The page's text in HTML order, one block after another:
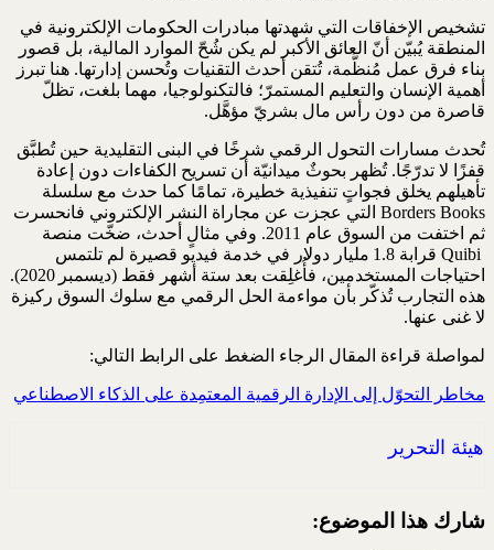
تشخيص الإخفاقات التي شهدتها مبادرات الحكومات الإلكترونية في
المنطقة يُبيّن أنّ العائق الأكبر لم يكن شُحّ ‏الموارد المالية، بل قصور
بناء فرق عمل مُنظَّمة، تُتقن أحدث التقنيات وتُحسن إدارتها. هنا تبرز
أهمية ‏الإنسان والتعليم المستمرّ؛ فالتكنولوجيا، مهما بلغت، تظلّ
قاصرة من دون رأس مال بشريّ مؤهَّل‎.‎
تُحدث مسارات التحول الرقمي شرخًا في البنى التقليدية حين تُطبَّق
قفزًا لا تدرّجًا. تُظهر بحوثٌ ميدانيّة أن ‏تسريح الكفاءات دون إعادة
تأهيلهم يخلق فجواتٍ تنفيذية خطيرة، تمامًا كما حدث مع سلسلة
‏Borders ‎Books‏ التي عجزت عن مجاراة النشر الإلكتروني فانحسرت
ثم اختفت من السوق عام 2011. وفي مثالٍ ‏أحدث، ضخّت منصة
‏Quibi ‎‏ قرابة 1.8 مليار دولار في خدمة فيديو قصيرة لم تلتمس
احتياجات ‏المستخدمين، فأُغلِقت بعد ستة أشهر فقط (ديسمبر 2020).
هذه التجارب تُذكّر بأن مواءمة الحل الرقمي مع ‏سلوك السوق ركيزة
لا غنى عنها‎.‎
لمواصلة قراءة المقال الرجاء الضغط على الرابط التالي:
مخاطر التحوّل إلى الإدارة الرقمية المعتمِدة على الذكاء الاصطناعي‏
هيئة التحرير
شارك هذا الموضوع: